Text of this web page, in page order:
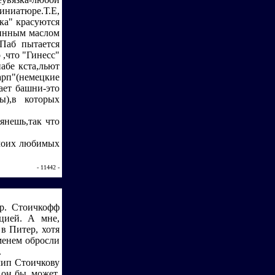
красуются
маслом
пытается
,что "Гинесс"
кста,льют
башни-это
которых
что
любимых
- 11442 -
Стоичкофф
А мне,
Питер, хотя
обросли
Стоичкову